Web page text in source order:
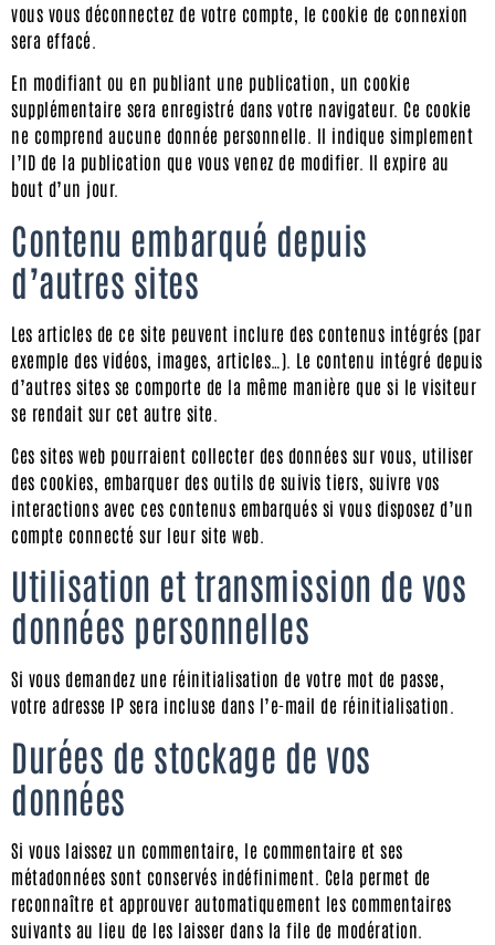
vous vous déconnectez de votre compte, le cookie de connexion
sera effacé.
En modifiant ou en publiant une publication, un cookie
supplémentaire sera enregistré dans votre navigateur. Ce cookie
ne comprend aucune donnée personnelle. Il indique simplement
l’ID de la publication que vous venez de modifier. Il expire au
bout d’un jour.
Contenu embarqué depuis
d’autres sites
Les articles de ce site peuvent inclure des contenus intégrés (par
exemple des vidéos, images, articles…). Le contenu intégré depuis
d’autres sites se comporte de la même manière que si le visiteur
se rendait sur cet autre site.
Ces sites web pourraient collecter des données sur vous, utiliser
des cookies, embarquer des outils de suivis tiers, suivre vos
interactions avec ces contenus embarqués si vous disposez d’un
compte connecté sur leur site web.
Utilisation et transmission de vos
données personnelles
Si vous demandez une réinitialisation de votre mot de passe,
votre adresse IP sera incluse dans l’e-mail de réinitialisation.
Durées de stockage de vos
données
Si vous laissez un commentaire, le commentaire et ses
métadonnées sont conservés indéfiniment. Cela permet de
reconnaître et approuver automatiquement les commentaires
suivants au lieu de les laisser dans la file de modération.